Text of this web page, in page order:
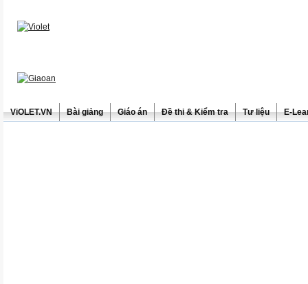
ViOLET.VN Bài giảng Giáo án Đề thi & Kiểm tra Tư liệu E-